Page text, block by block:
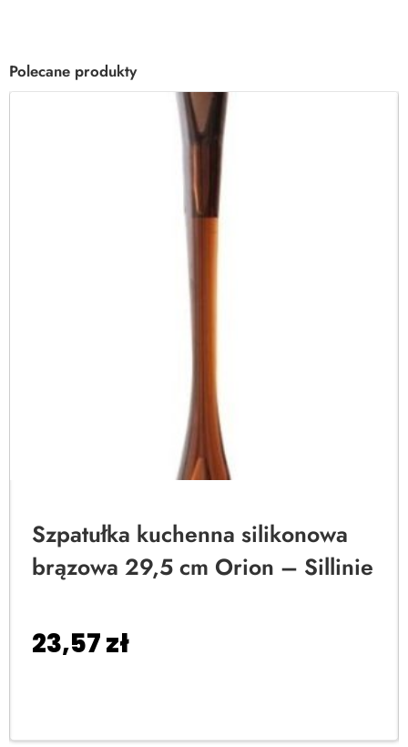
Polecane produkty
Szpatułka kuchenna silikonowa
brązowa 29,5 cm Orion – Sillinie
23,57zł